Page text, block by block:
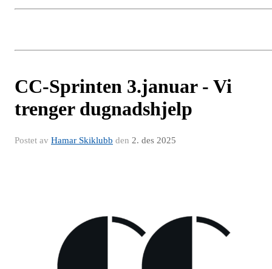
CC-Sprinten 3.januar - Vi
trenger dugnadshjelp
Postet av Hamar Skiklubb den 2. des 2025